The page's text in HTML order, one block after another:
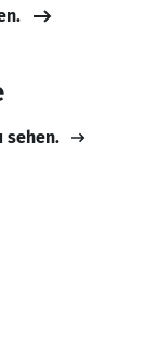
sehen.